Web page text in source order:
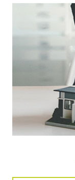
remise en état
services de